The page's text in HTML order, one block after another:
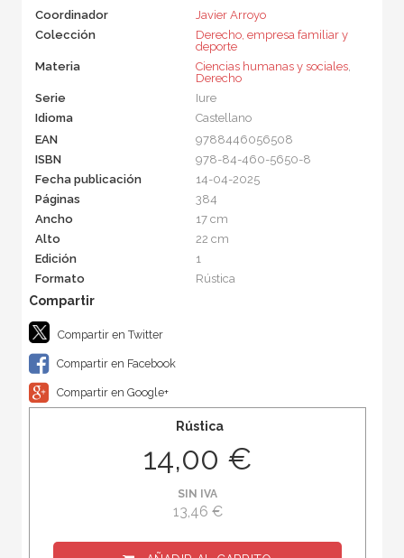
Coordinador
Javier Arroyo
Colección
Derecho, empresa familiar y
deporte
Materia
Ciencias humanas y sociales,
Derecho
Serie
Iure
Idioma
Castellano
EAN
9788446056508
ISBN
978-84-460-5650-8
Fecha publicación
14-04-2025
Páginas
384
Ancho
17 cm
Alto
22 cm
Edición
1
Formato
Rústica
Compartir en Twitter
Compartir en Facebook
Compartir en Google+
Rústica
14,00 €
SIN IVA
13,46 €